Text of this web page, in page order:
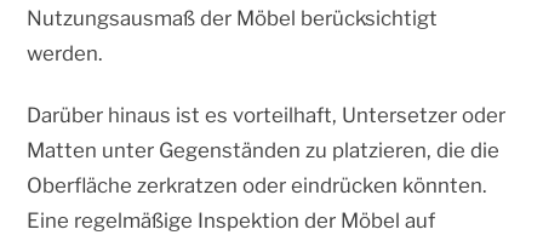
Nutzungsausmaß der Möbel berücksichtigt
werden.
Darüber hinaus ist es vorteilhaft, Untersetzer oder
Matten unter Gegenständen zu platzieren, die die
Oberfläche zerkratzen oder eindrücken könnten.
Eine regelmäßige Inspektion der Möbel auf